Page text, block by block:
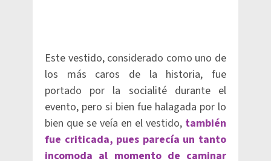
Este vestido, considerado como uno de
los más caros de la historia, fue
portado por la socialité durante el
evento, pero si bien fue halagada por lo
bien que se veía en el vestido, también
fue criticada, pues parecía un tanto
incomoda al momento de caminar